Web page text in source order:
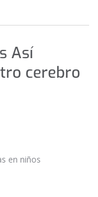
Así
cerebro
en niños